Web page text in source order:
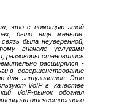
что с помощью этой
было еще меньше.
была неуверенной,
вначале услугами
разговоры становились
расширялся -
в совершенствование
для энтузиастов. Это
VoIP в качестве
VoIP-рынокобогнал
отечественного